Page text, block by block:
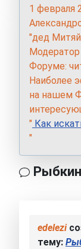
1 февраля
"дед
Форуме:
Наиболее
на нашем
" Как
"
edelezi
тему: